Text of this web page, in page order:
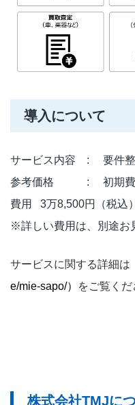
導入について
サービス内容 : 要件整
参考価格 : 初期費
費用 3万8,500円（税込
※詳しい費用は、別途お
サービスに関する詳細は
e/mie-sapo/） をご覧くだ
株式会社TMJに